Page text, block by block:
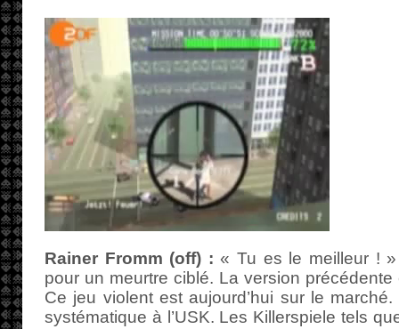
Rainer Fromm (off) : « Tu es le meilleur !
pour un meurtre ciblé. La version
Ce jeu violent est aujourd’hui sur le
systématique à l’USK. Les Killerspiele tels